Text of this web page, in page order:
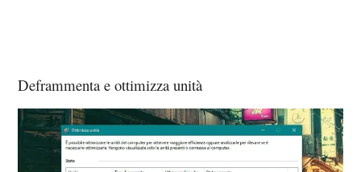
Deframmenta e ottimizza unità